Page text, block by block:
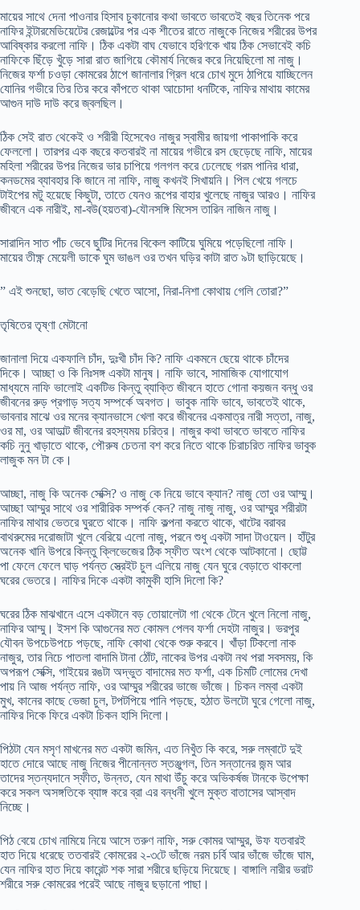
মায়ের সাথে দেনা পাওনার হিসাব চুকানোর কথা ভাবতে ভাবতেই বছর তিনেক পরে
নাফির ইন্টারমেডিয়েটের রেজাল্টের পর এক শীতের রাতে নাজুকে নিজের শরীরের উপর
আবিষ্কার করলো নাফি। ঠিক একটা বাঘ যেভাবে হরিণকে খায় ঠিক সেভাবেই কচি
নাফিকে ছিঁড়ে খুঁড়ে সারা রাত জাগিয়ে কৌমার্য নিজের করে নিয়েছিলো মা নাজু।
নিজের ফর্শা চওড়া কোমরের ঠাপে জানালার গ্রিল ধরে চোখ মুদে ঠাপিয়ে যাচ্ছিলেন
যোনির গভীরে তির তির করে কাঁপতে থাকা আচোদা ধনটিকে, নাফির মাথায় কামের
আগুন দাউ দাউ করে জ্বলছিল।
ঠিক সেই রাত থেকেই ও শরীরী হিসেবেও নাজুর স্বামীর জায়গা পাকাপাকি করে
ফেললো। তারপর এক বছরে কতবারই না মায়ের গভীরে রস ছেড়েছে নাফি, মায়ের
মহিলা শরীরের উপর নিজের ভার চাপিয়ে গলগল করে ঢেলেছে গরম পানির ধারা,
কনডমের ব্যাবহার কি জানে না নাফি, নাজু কখনই সিখায়নি। পিল খেয়ে গলচে
টাইপের মটু হয়েছে কিছুটা, তাতে যেনও রূপের বাহার খুলেছে নাজুর আরও। নাফির
জীবনে এক নারীই, মা-বউ(হয়তবা)-যৌনসঙ্গি মিসেস তারিন নাজিন নাজু।
সারাদিন সাত পাঁচ ভেবে ছুটির দিনের বিকেল কাটিয়ে ঘুমিয়ে পড়েছিলো নাফি।
মায়ের তীক্ষ্ণ মেয়েলী ডাকে ঘুম ভাঙল ওর তখন ঘড়ির কাটা রাত ৯টা ছাড়িয়েছে।
” এই শুনছো, ভাত বেড়েছি খেতে আসো, নিরা-নিশা কোথায় গেলি তোরা?”
তৃষিতের তৃষ্ণা মেটানো
জানালা দিয়ে একফালি চাঁদ, দুঃখী চাঁদ কি? নাফি একমনে ছেয়ে থাকে চাঁদের
দিকে। আচ্ছা ও কি নিঃসঙ্গ একটা মানুষ। নাফি ভাবে, সামাজিক যোগাযোগ
মাধ্যমে নাফি ভালোই একটিভ কিন্তু ব্যাক্তি জীবনে হাতে গোনা কয়জন বন্ধু ওর
জীবনের রুড় প্রগাড় সত্য সম্পর্কে অবগত। ভাবুক নাফি ভাবে, ভাবতেই থাকে,
ভাবনার মাঝে ওর মনের ক্যানভাসে খেলা করে জীবনের একমাত্র নারী সত্তা, নাজু,
ওর মা, ওর আডাল্ট জীবনের রহস্যময় চরিত্র। নাজুর কথা ভাবতে ভাবতে নাফির
কচি নুনু খাড়াতে থাকে, পৌরুষ চেতনা বশ করে নিতে থাকে চিরাচরিত নাফির ভাবুক
লাজুক মন টা কে।
আচ্ছা, নাজু কি অনেক সেক্সি? ও নাজু কে নিয়ে ভাবে ক্যান? নাজু তো ওর আম্মু।
আচ্ছা আম্মুর সাথে ওর শারীরিক সম্পর্ক কেন? নাজু নাজু নাজু, ওর আম্মুর শরীরটা
নাফির মাথার ভেতরে ঘুরতে থাকে। নাফি কল্পনা করতে থাকে, খাটের বরাবর
বাথরুমের দরোজাটা খুলে বেরিয়ে এলো নাজু, পরনে শুধু একটা সাদা টাওয়েল। হাঁটুর
অনেক খানি উপরে কিন্তু ক্লিভেজের ঠিক স্ফীত অংশ থেকে আটকানো। ছোট্ট
পা ফেলে ফেলে ঘাড় পর্যন্ত স্ত্রেইট চুল এলিয়ে নাজু যেন ঘুরে বেড়াতে থাকলো
ঘরের ভেতরে। নাফির দিকে একটা কামুকী হাসি দিলো কি?
ঘরের ঠিক মাঝখানে এসে একটানে বড় তোয়ালেটা গা থেকে টেনে খুলে নিলো নাজু,
নাফির আম্মু। ইসশ কি আগুনের মত কোমল পেলব ফর্শা দেহটা নাজুর। ভরপুর
যৌবন উপচেউপচে পড়ছে, নাফি কোথা থেকে শুরু করবে। খাঁড়া টিকলো নাক
নাজুর, তার নিচে পাতলা বাদামি টানা ঠোঁট, নাকের উপর একটা নথ পরা সবসময়, কি
অপরূপ সেক্সি, গাইয়ের রঙটা অদ্ভুত বাদামের মত ফর্শা, এক চিমটি লোমের দেখা
পায় নি আজ পর্যন্ত নাফি, ওর আম্মুর শরীরের ভাজে ভাঁজে। চিকন লম্বা একটা
মুখ, কানের কাছে ভেজা চুল, টপটপিয়ে পানি পড়ছে, হঠাত উলটো ঘুরে গেলো নাজু,
নাফির দিকে ফিরে একটা চিকন হাসি দিলো।
পিঠটা যেন মসৃণ মাখনের মত একটা জমিন, এত নিখুঁত কি করে, সরু লম্বাটে দুই
হাতে দোরে আছে নাজু নিজের পীনোন্নত স্তঞ্জুগল, তিন সন্তানের জন্ম আর
তাদের স্তন্যদানে স্ফীত, উন্নত, যেন মাথা উঁচু করে অভিকর্ষজ টানকে উপেক্ষা
করে সকল অসঙ্গতিকে ব্যাঙ্গ করে ব্রা এর বন্ধনী খুলে মুক্ত বাতাসের আস্বাদ
নিচ্ছে।
পিঠ বেয়ে চোখ নামিয়ে নিয়ে আসে তরুণ নাফি, সরু কোমর আম্মুর, উফ যতবারই
হাত দিয়ে ধরেছে ততবারই কোমরের ২-৩টে ভাঁজে নরম চর্বি আর ভাঁজে ভাঁজে ঘাম,
যেন নাফির হাত দিয়ে কারেন্ট শক সারা শরীরে ছড়িয়ে দিয়েছে। বাঙ্গালি নারীর ভরাট
শরীরে সরু কোমরের পরেই আছে নাজুর ছড়ানো পাছা।